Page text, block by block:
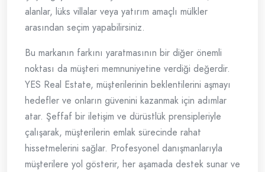
alanlar, lüks villalar veya yatırım amaçlı mülkler
arasından seçim yapabilirsiniz.
Bu markanın farkını yaratmasının bir diğer önemli
noktası da müşteri memnuniyetine verdiği değerdir.
YES Real Estate, müşterilerinin beklentilerini aşmayı
hedefler ve onların güvenini kazanmak için adımlar
atar. Şeffaf bir iletişim ve dürüstlük prensipleriyle
çalışarak, müşterilerin emlak sürecinde rahat
hissetmelerini sağlar. Profesyonel danışmanlarıyla
müşterilere yol gösterir, her aşamada destek sunar ve